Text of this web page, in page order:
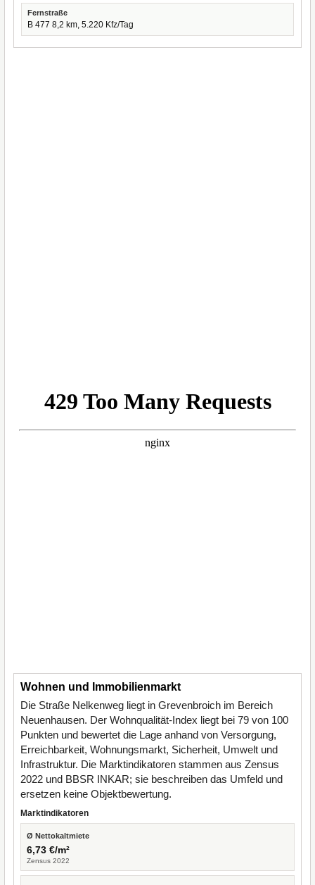
Fernstraße
B 477 8,2 km, 5.220 Kfz/Tag
Wohnen und Immobilienmarkt
Die Straße Nelkenweg liegt in Grevenbroich im Bereich
Neuenhausen. Der Wohnqualität-Index liegt bei 79 von 100
Punkten und bewertet die Lage anhand von Versorgung,
Erreichbarkeit, Wohnungsmarkt, Sicherheit, Umwelt und
Infrastruktur. Die Marktindikatoren stammen aus Zensus
2022 und BBSR INKAR; sie beschreiben das Umfeld und
ersetzen keine Objektbewertung.
Marktindikatoren
Ø Nettokaltmiete
6,73 €/m²
Zensus 2022